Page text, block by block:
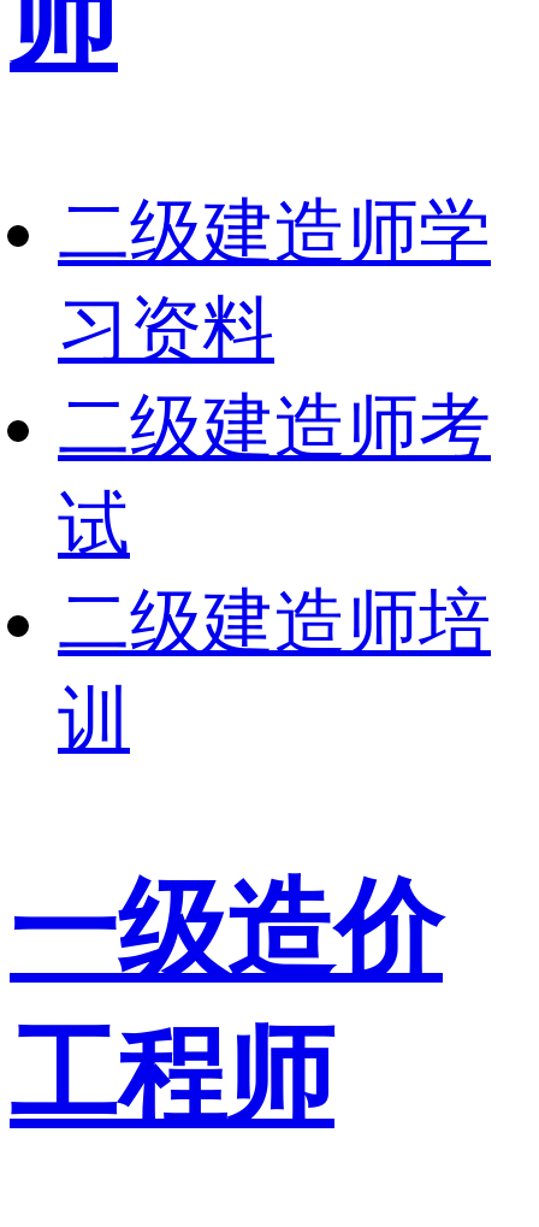
二级建造师学
习资料
二级建造师考
试
二级建造师培
训
一级造价
工程师